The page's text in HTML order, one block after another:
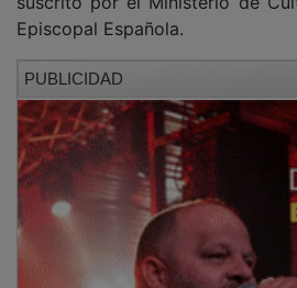
Episcopal Española.